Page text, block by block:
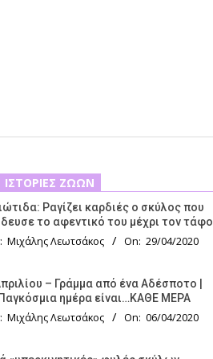
ΙΣΤΟΡΊΕΣ ΖΏΩΝ
Ραγίζει καρδιές ο σκύλος που
το αφεντικό του μέχρι τον τάφο
Μιχάλης Λεωτσάκος On: 29/04/2020
– Γράμμα από ένα Αδέσποτο |
Παγκόσμια ημέρα είναι…ΚΑΘΕ ΜΕΡΑ
Μιχάλης Λεωτσάκος On: 06/04/2020